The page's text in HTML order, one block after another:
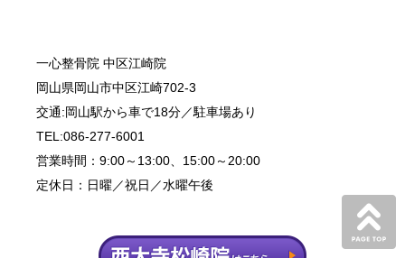
一心整骨院 中区江崎院
岡山県岡山市中区江崎702-3
交通:岡山駅から車で18分／駐車場あり
TEL:086-277-6001
営業時間：9:00～13:00、15:00～20:00
定休日：日曜／祝日／水曜午後